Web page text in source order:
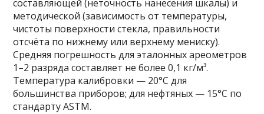
составляющей (неточность нанесения шкалы) и
методической (зависимость от температуры,
чистоты поверхности стекла, правильности
отсчёта по нижнему или верхнему мениску).
Средняя погрешность для эталонных ареометров
1–2 разряда составляет не более 0,1 кг/м³.
Температура калибровки — 20°C для
большинства приборов; для нефтяных — 15°C по
стандарту ASTM.